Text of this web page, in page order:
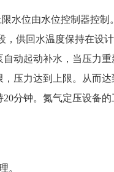
水位由水位控制器控制
，供回水温度保持在设
动起动补水，当压力
压力达到上限。从而达
分钟。氮气定压设备
。